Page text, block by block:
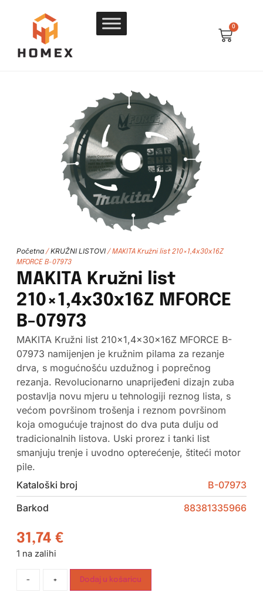
0
Početna/ KRUŽNI LISTOVI/ MAKITA Kružni list 210×1,4x30x16Z
MFORCE B-07973
MAKITA Kružni list
210×1,4x30x16Z MFORCE
B-07973
MAKITA Kružni list 210×1,4x30x16Z MFORCE B-
07973 namijenjen je kružnim pilama za rezanje
drva, s mogućnošću uzdužnog i poprečnog
rezanja. Revolucionarno unaprijeđeni dizajn zuba
postavlja novu mjeru u tehnologiji reznog lista, s
većom površinom trošenja i reznom površinom
koja omogućuje trajnost do dva puta dulju od
tradicionalnih listova. Uski prorez i tanki list
smanjuju trenje i uvodno opterećenje, štiteći motor
pile.
Kataloški broj
B-07973
Barkod
88381335966
31,74 €
1 na zalihi
- + Dodaj u košaricu